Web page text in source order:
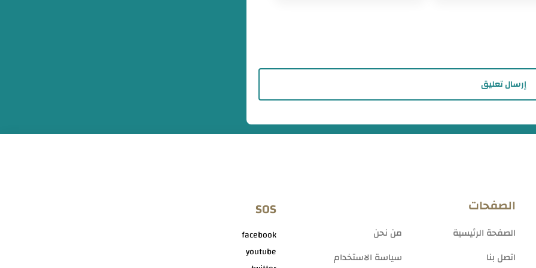
إرسال تعليق
الصفحات
الصفحة الرئيسية
من نحن
اتصل بنا
سياسة الاستخدام
SOS
facebook
youtube